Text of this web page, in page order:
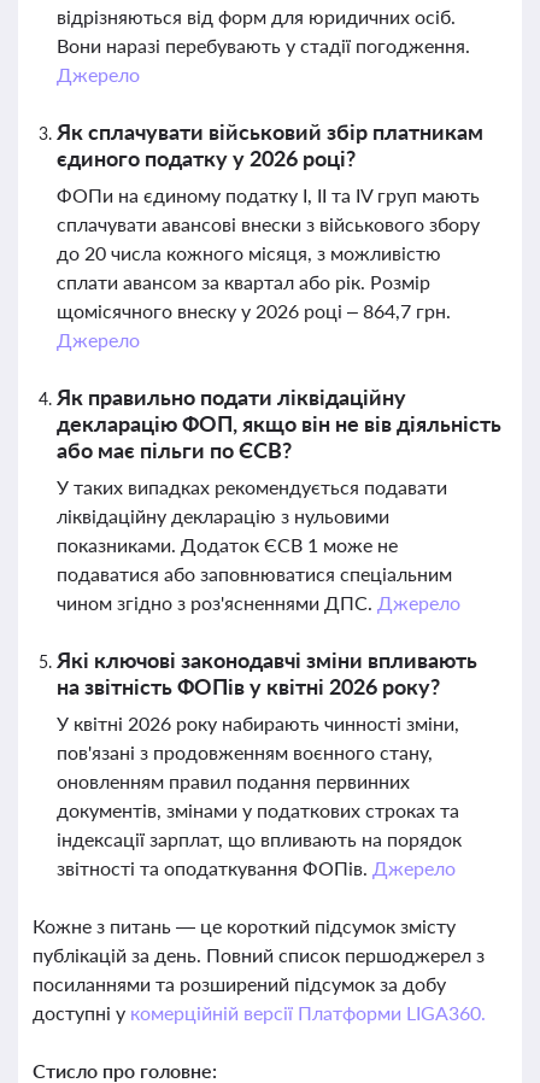
відрізняються від форм для юридичних осіб.
Вони наразі перебувають у стадії погодження.
Джерело
Як сплачувати військовий збір платникам
єдиного податку у 2026 році?
ФОПи на єдиному податку І, ІІ та ІV груп мають
сплачувати авансові внески з військового збору
до 20 числа кожного місяця, з можливістю
сплати авансом за квартал або рік. Розмір
щомісячного внеску у 2026 році – 864,7 грн.
Джерело
Як правильно подати ліквідаційну
декларацію ФОП, якщо він не вів діяльність
або має пільги по ЄСВ?
У таких випадках рекомендується подавати
ліквідаційну декларацію з нульовими
показниками. Додаток ЄСВ 1 може не
подаватися або заповнюватися спеціальним
чином згідно з роз'ясненнями ДПС. Джерело
Які ключові законодавчі зміни впливають
на звітність ФОПів у квітні 2026 року?
У квітні 2026 року набирають чинності зміни,
пов'язані з продовженням воєнного стану,
оновленням правил подання первинних
документів, змінами у податкових строках та
індексації зарплат, що впливають на порядок
звітності та оподаткування ФОПів. Джерело
Кожне з питань — це короткий підсумок змісту
публікацій за день. Повний список першоджерел з
посиланнями та розширений підсумок за добу
доступні у комерційній версії Платформи LIGA360.
Стисло про головне: